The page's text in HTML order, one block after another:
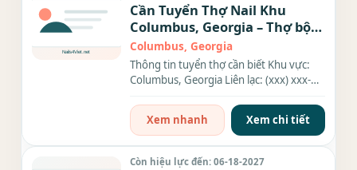
Cần Tuyển Thợ Nail Khu
Columbus, Georgia – Thợ bột,
Everything
Columbus, Georgia
Thông tin tuyển thợ cần biết Khu vực:
Columbus, Georgia Liên lạc: (xxx) xxx-
Xem nhanh
Xem chi tiết
Còn hiệu lực đến: 06-18-2027